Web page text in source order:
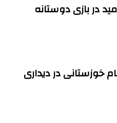
در بازی دوستانه
خوزستانی در دیداری